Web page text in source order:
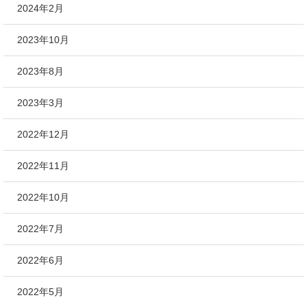
2024年2月
2023年10月
2023年8月
2023年3月
2022年12月
2022年11月
2022年10月
2022年7月
2022年6月
2022年5月